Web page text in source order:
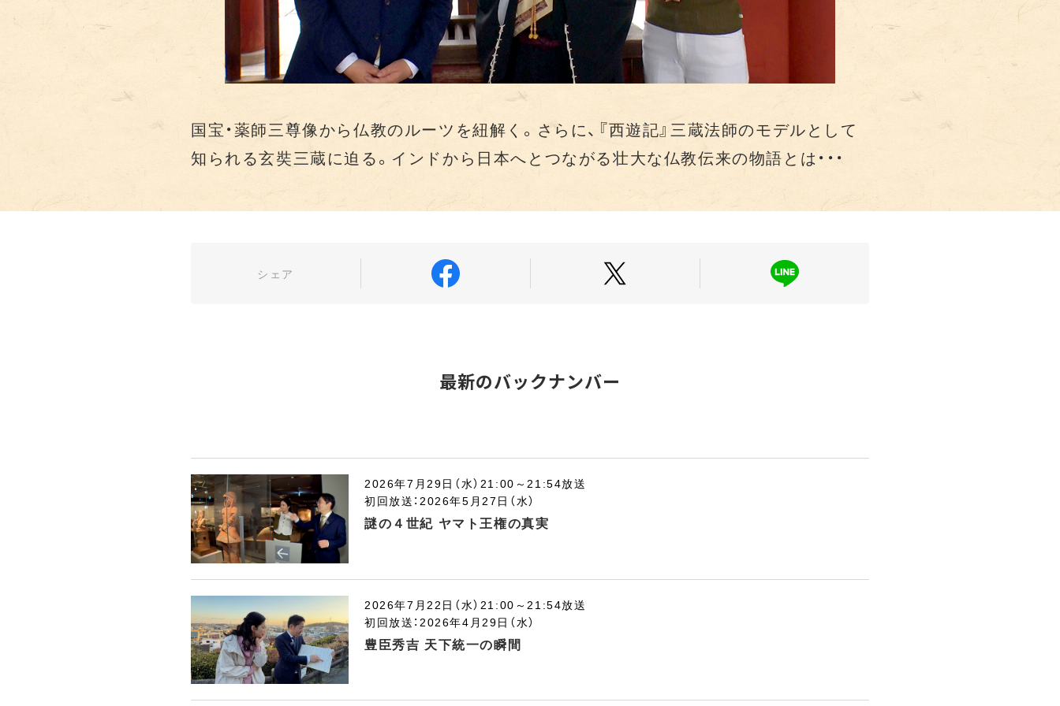
国宝・薬師三尊像から仏教のルーツを紐解く。さらに、『西遊記』三蔵法師のモデルとして
知られる玄奘三蔵に迫る。インドから日本へとつながる壮大な仏教伝来の物語とは・・・
シェア
最新のバックナンバー
2026年7月29日（水）21:00～21:54放送
初回放送：2026年5月27日（水）
謎の４世紀 ヤマト王権の真実
2026年7月22日（水）21:00～21:54放送
初回放送：2026年4月29日（水）
豊臣秀吉 天下統一の瞬間